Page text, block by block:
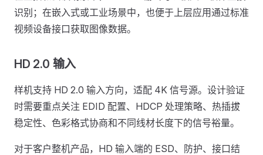
识别；在嵌入式或工业场景中，也便于上层应用通过标准
视频设备接口获取图像数据。
HD 2.0 输入
样机支持 HD 2.0 输入方向，适配 4K 信号源。设计验证
时需要重点关注 EDID 配置、HDCP 处理策略、热插拔
稳定性、色彩格式协商和不同线材长度下的信号裕量。
对于客户整机产品，HD 输入端的 ESD、防护、接口结